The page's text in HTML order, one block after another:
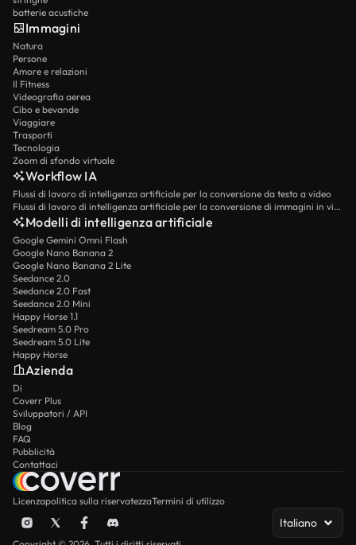
batterie acustiche
Immagini
Natura
Persone
Amore e relazioni
Il Fitness
Videografia aerea
Cibo e bevande
Viaggiare
Trasporti
Tecnologia
Zoom di sfondo virtuale
Workflow IA
Flussi di lavoro di intelligenza artificiale per la conversione da testo a video
Flussi di lavoro di intelligenza artificiale per la conversione di immagini in video
Modelli di intelligenza artificiale
Google Gemini Omni Flash
Google Nano Banana 2
Google Nano Banana 2 Lite
Seedance 2.0
Seedance 2.0 Fast
Seedance 2.0 Mini
Happy Horse 1.1
Seedream 5.0 Pro
Seedream 5.0 Lite
Happy Horse
Azienda
Di
Coverr Plus
Sviluppatori / API
Blog
FAQ
Pubblicità
Contattaci
Licenzapolitica sulla riservatezzaTermini di utilizzo
Italiano